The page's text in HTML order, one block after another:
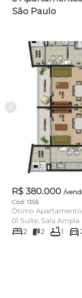
São Paulo
chevron_left
R$ 380.000 /
Cód: 1356
Ótimo
01 Suíte, Sala
Banheiros, Coz...
bed2 2 bathtub1 directions_car